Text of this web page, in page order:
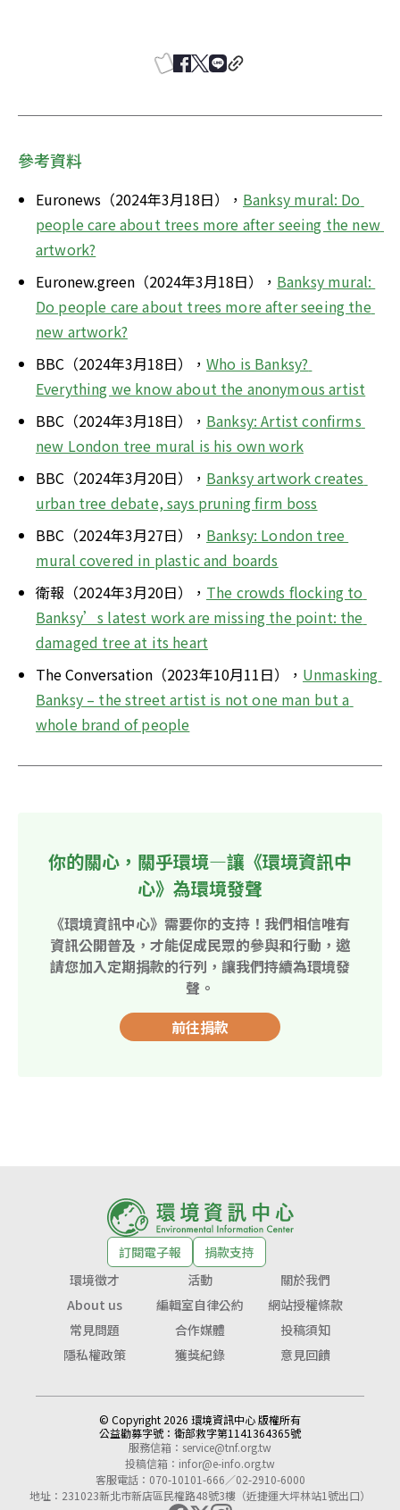
參考資料
Euronews（2024年3月18日）， Banksy mural: Do
people care about trees more after seeing the new
artwork?
Euronew.green（2024年3月18日）， Banksy mural:
Do people care about trees more after seeing the
new artwork?
BBC（2024年3月18日）， Who is Banksy?
Everything we know about the anonymous artist
BBC（2024年3月18日）， Banksy: Artist confirms
new London tree mural is his own work
BBC（2024年3月20日）， Banksy artwork creates
urban tree debate, says pruning firm boss
BBC（2024年3月27日）， Banksy: London tree
mural covered in plastic and boards
衛報（2024年3月20日）， The crowds flocking to
Banksy’s latest work are missing the point: the
damaged tree at its heart
The Conversation（2023年10月11日）， Unmasking
Banksy – the street artist is not one man but a
whole brand of people
你的關心，關乎環境—讓《環境資訊中
心》為環境發聲
《環境資訊中心》需要你的支持！我們相信唯有
資訊公開普及，才能促成民眾的參與和行動，邀
請您加入定期捐款的行列，讓我們持續為環境發
聲。
前往捐款
訂閱電子報
捐款支持
環境徵才
活動
關於我們
About us
編輯室自律公約
網站授權條款
常見問題
合作媒體
投稿須知
隱私權政策
獲獎紀錄 意見回饋
© Copyright 2026 環境資訊中心 版權所有
公益勸募字號： 衛部救字第1141364365號
服務信箱： service@tnf.org.tw
投稿信箱： infor@e-info.org.tw
客服電話：070-10101-666／02-2910-6000
地址：231023新北市新店區民權路48號3樓（近捷運大坪林站1號出口）